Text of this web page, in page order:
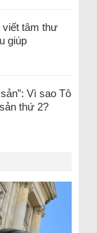
viết tâm thư
giúp
Vì sao Tô
thứ 2?